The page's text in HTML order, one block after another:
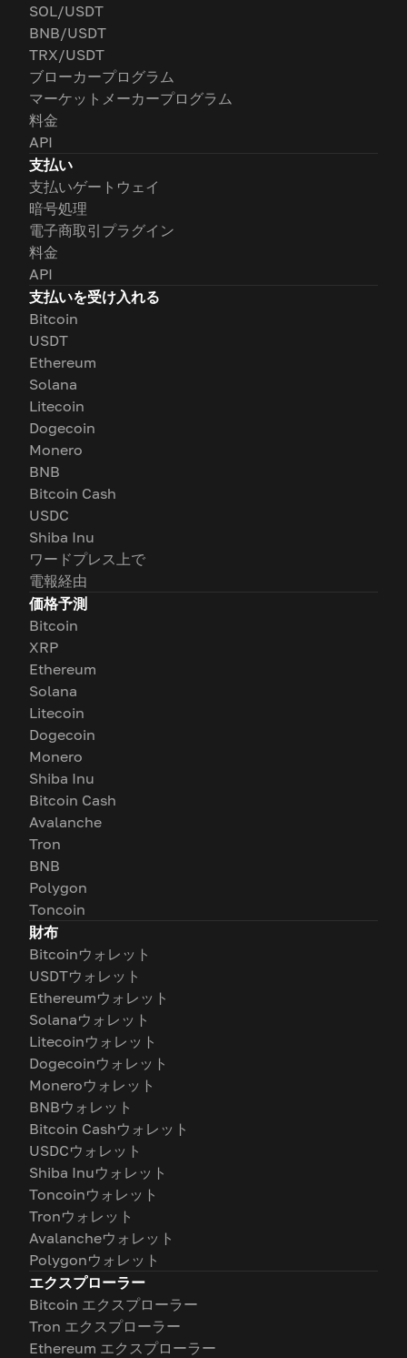
SOL/USDT
BNB/USDT
TRX/USDT
ブローカープログラム
マーケットメーカープログラム
料金
API
支払い
支払いゲートウェイ
暗号処理
電子商取引プラグイン
料金
API
支払いを受け入れる
Bitcoin
USDT
Ethereum
Solana
Litecoin
Dogecoin
Monero
BNB
Bitcoin Cash
USDC
Shiba Inu
ワードプレス上で
電報経由
価格予測
Bitcoin
XRP
Ethereum
Solana
Litecoin
Dogecoin
Monero
Shiba Inu
Bitcoin Cash
Avalanche
Tron
BNB
Polygon
Toncoin
財布
Bitcoinウォレット
USDTウォレット
Ethereumウォレット
Solanaウォレット
Litecoinウォレット
Dogecoinウォレット
Moneroウォレット
BNBウォレット
Bitcoin Cashウォレット
USDCウォレット
Shiba Inuウォレット
Toncoinウォレット
Tronウォレット
Avalancheウォレット
Polygonウォレット
エクスプローラー
Bitcoin エクスプローラー
Tron エクスプローラー
Ethereum エクスプローラー